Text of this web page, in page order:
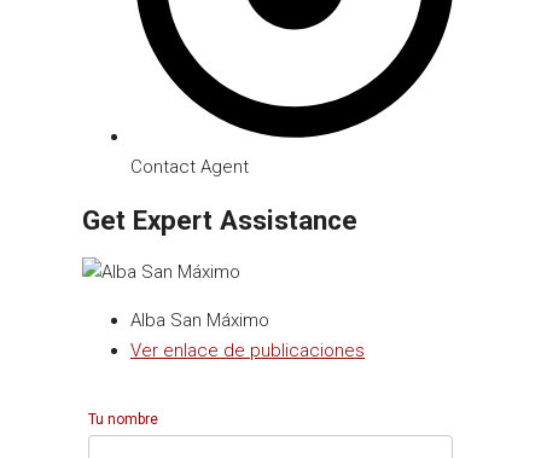
Contact Agent
Get Expert Assistance
Alba San Máximo
Ver enlace de publicaciones
Tu nombre